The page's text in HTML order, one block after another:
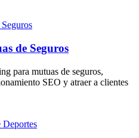
de Seguros
para mutuas de seguros,
SEO y atraer a clientes